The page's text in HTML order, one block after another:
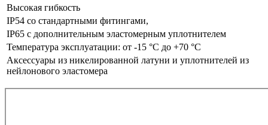
Высокая гибкость
IP54 со стандартными фитингами,
IP65 с дополнительным эластомерным уплотнителем
Температура эксплуатации: от -15 °C до +70 °C
Аксессуары из никелированной латуни и уплотнителей из
нейлонового эластомера